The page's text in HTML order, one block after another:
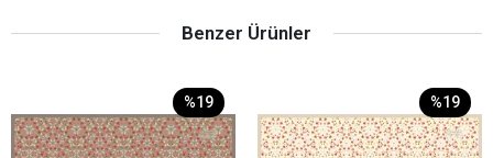
Benzer Ürünler
%19 %19